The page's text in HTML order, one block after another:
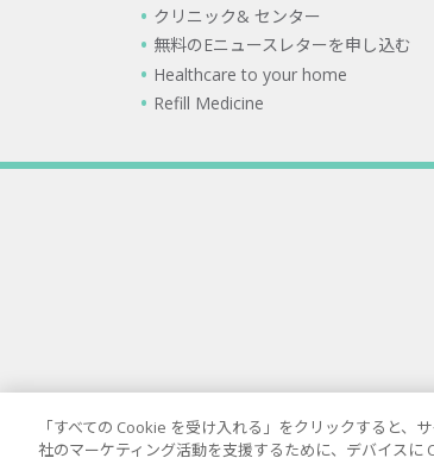
クリニック& センター
無料のEニュースレターを申し込む
Healthcare to your home
Refill Medicine
「すべての Cookie を受け入れる」をクリックすると
社のマーケティング活動を支援するために、デバイスに